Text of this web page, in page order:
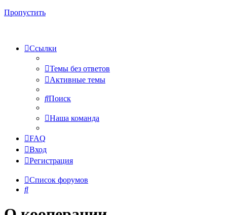
Пропустить
Ссылки
Темы без ответов
Активные темы
Поиск
Наша команда
FAQ
Вход
Регистрация
Список форумов
Поиск